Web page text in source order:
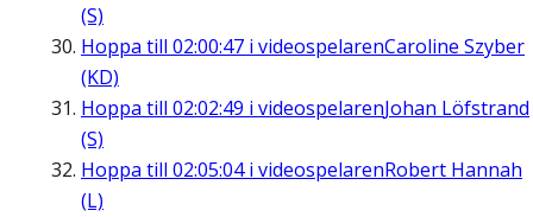
(S)
Hoppa till 02:00:47 i videospelarenCaroline Szyber
(KD)
Hoppa till 02:02:49 i videospelarenJohan Löfstrand
(S)
Hoppa till 02:05:04i videospelarenRobert Hannah
(L)